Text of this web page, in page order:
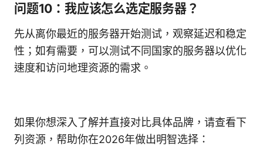
问题10：我应该怎么选定服务器？
先从离你最近的服务器开始测试，观察延迟和稳定
性；如有需要，可以测试不同国家的服务器以优化
速度和访问地理资源的需求。
如果你想深入了解并直接对比具体品牌，请查看下
列资源，帮助你在2026年做出明智选择：